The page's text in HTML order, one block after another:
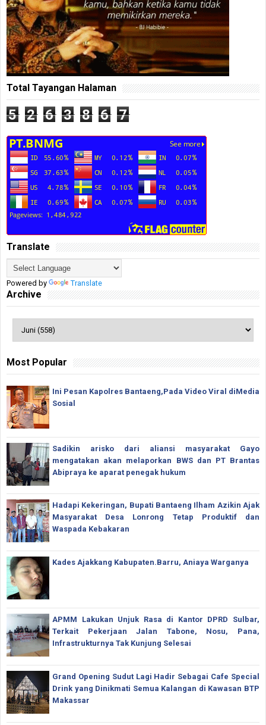
Total Tayangan Halaman
5 2 6 3 8 6 7
Translate
Powered by Translate
Archive
Most Popular
Ini Pesan Kapolres Bantaeng,Pada Video Viral diMedia
Sosial
Sadikin arisko dari aliansi masyarakat Gayo
mengatakan akan melaporkan BWS dan PT Brantas
Abipraya ke aparat penegak hukum
Hadapi Kekeringan, Bupati Bantaeng Ilham Azikin Ajak
Masyarakat Desa Lonrong Tetap Produktif dan
Waspada Kebakaran
Kades Ajakkang Kabupaten.Barru, Aniaya Warganya
APMM Lakukan Unjuk Rasa di Kantor DPRD Sulbar,
Terkait Pekerjaan Jalan Tabone, Nosu, Pana,
Infrastrukturnya Tak Kunjung Selesai
Grand Opening Sudut Lagi Hadir Sebagai Cafe Special
Drink yang Dinikmati Semua Kalangan di Kawasan BTP
Makassar